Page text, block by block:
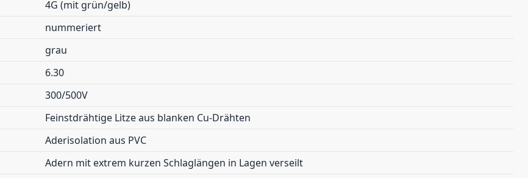
4G (mit grün/gelb)
nummeriert
grau
6.30
300/500V
Feinstdrähtige Litze aus blanken Cu-Drähten
Aderisolation aus PVC
Adern mit extrem kurzen Schlaglängen in Lagen verseilt